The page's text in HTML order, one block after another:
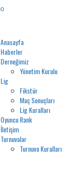
Anasayfa
Haberler
Derneğimiz
Yönetim Kurulu
Lig
Fikstür
Maç Sonuçları
Lig Kuralları
Oyuncu Rank
İletişim
Turnuvalar
Turnuva Kuralları